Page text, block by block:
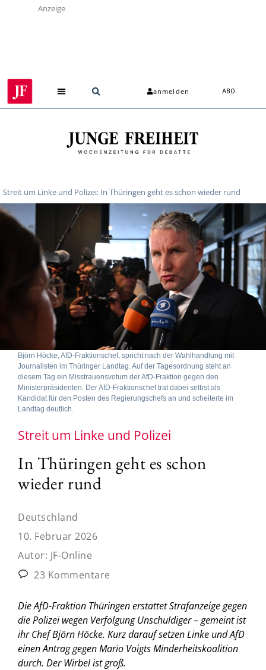
Anzeige
anmelden ABO
Streit um Linke und Polizei: In Thüringen geht es schon wieder rund
Björn Höcke, AfD-Fraktionschef, spricht nach der Wahlhandlung mit
Journalisten im Thüringer Landtag. Auf der Tagesordnung steht an
diesem Tag ein Misstrauensvotum der AfD-Fraktion gegen den
Ministerpräsidenten. Der AfD-Fraktionschef trat dabei selbst als
Kandidat für den Posten des Regierungschefs an und scheiterte im
Landtag deutlich.
Streit um Linke und Polizei
In Thüringen geht es schon
wieder rund
Deutschland
10. Februar 2026
Autor: JF-Online
23 Kommentare
Die AfD-Fraktion Thüringen erstattet Strafanzeige gegen
die Polizei wegen Verfolgung Unschuldiger – gemeint ist
ihr Chef Björn Höcke. Kurz darauf setzen Linke und AfD
einen Antrag gegen Mario Voigts Minderheitskoalition
durch. Der Wirbel ist groß.